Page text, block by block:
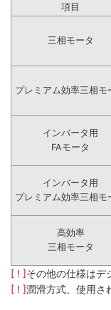
項目
三相モータ
プレミアム効率三相モ
インバータ用
FAモータ
インバータ用
プレミアム効率三相モ
高効率
三相モータ
[ ! ]その他の仕様はデ
[ ! ]潤滑方式、使用さ